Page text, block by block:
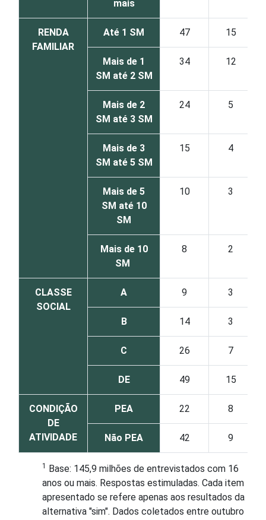
mais
RENDA
FAMILIAR
Até 1 SM 47 15
Mais de 1
SM até 2 SM
34 12
Mais de 2
SM até 3 SM
24 5
Mais de 3
SM até 5 SM
15 4
Mais de 5
SM até 10
SM
10 3
Mais de 10
SM
8 2
CLASSE
SOCIAL
A 9 3
B 14 3
C 26 7
DE 49 15
CONDIÇÃO
DE
ATIVIDADE
PEA 22 8
Não PEA 42 9
1 Base: 145,9 milhões de entrevistados com 16
anos ou mais. Respostas estimuladas. Cada item
apresentado se refere apenas aos resultados da
alternativa "sim". Dados coletados entre outubro